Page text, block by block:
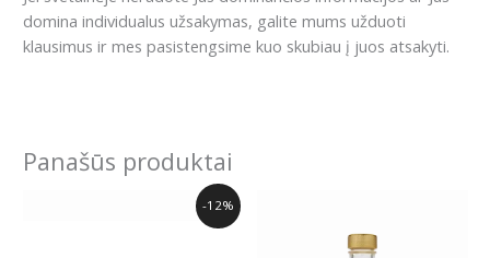
domina individualus užsakymas, galite mums užduoti
klausimus ir mes pasistengsime kuo skubiau į juos atsakyti.
Panašūs produktai
-12%
Current
price